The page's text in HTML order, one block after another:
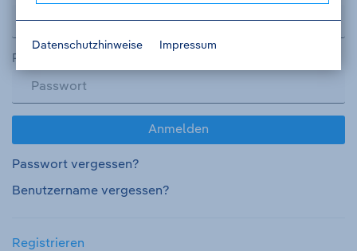
Datenschutzhinweise Impressum
Passwort
Anmelden
Passwort vergessen?
Benutzername vergessen?
Registrieren